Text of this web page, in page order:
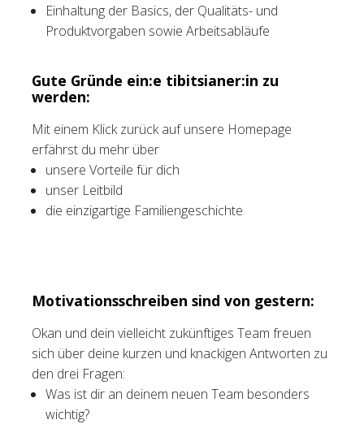
Einhaltung der Basics, der Qualitäts- und
Produktvorgaben sowie Arbeitsabläufe
Gute Gründe ein:e tibitsianer:in zu
werden:
Mit einem Klick zurück auf unsere Homepage
erfährst du mehr über
unsere Vorteile für dich
unser Leitbild
die einzigartige Familiengeschichte
Motivationsschreiben sind von gestern:
Okan und dein vielleicht zukünftiges Team freuen
sich über deine kurzen und knackigen Antworten zu
den drei Fragen:
Was ist dir an deinem neuen Team besonders
wichtig?